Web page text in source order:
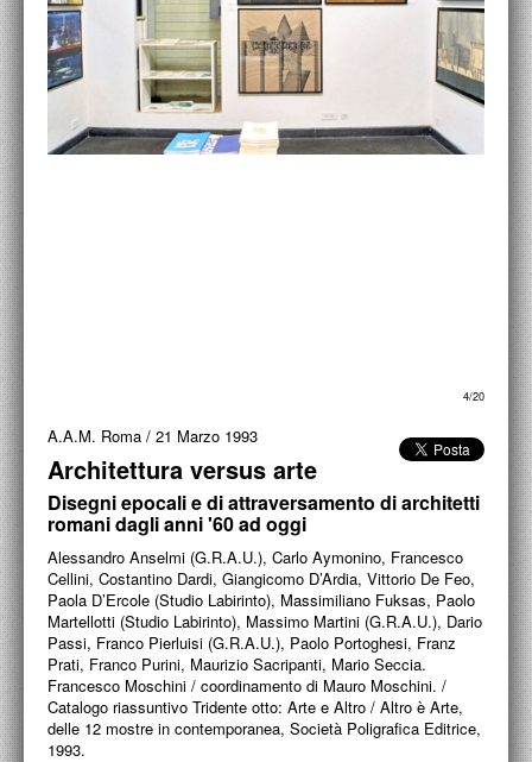
ACCADEMIA NAZIONALE DI SAN LUCA
I.E.D. / ROMA
POLITECNICO DI BARI
BIBLIOTECA FRANCESCO MOSCHINI
LABORATORI DI PROGETTAZIONE
PROGETTI D'OPERA
PROGETTI CULTURALI
PROGETTO T.E.S.I.
4/20
A.A.M. Roma / 21 Marzo 1993
Architettura versus arte
Disegni epocali e di attraversamento di architetti
romani dagli anni '60 ad oggi
Alessandro Anselmi (G.R.A.U.), Carlo Aymonino, Francesco
Cellini, Costantino Dardi, Giangicomo D’Ardia, Vittorio De Feo,
Paola D’Ercole (Studio Labirinto), Massimiliano Fuksas, Paolo
Martellotti (Studio Labirinto), Massimo Martini (G.R.A.U.), Dario
Passi, Franco Pierluisi (G.R.A.U.), Paolo Portoghesi, Franz
Prati, Franco Purini, Maurizio Sacripanti, Mario Seccia.
Francesco Moschini / coordinamento di Mauro Moschini. /
Catalogo riassuntivo Tridente otto: Arte e Altro / Altro è Arte,
delle 12 mostre in contemporanea, Società Poligrafica Editrice,
1993.